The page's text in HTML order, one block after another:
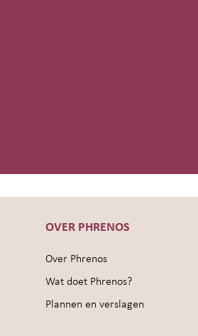
OVER PHRENOS
Over Phrenos
Wat doet Phrenos?
Plannen en verslagen